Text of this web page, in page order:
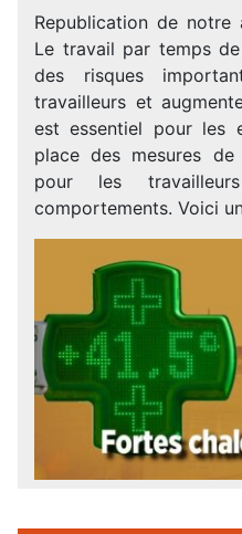
Republication de
Le travail par temps
des risques
travailleurs et
est essentiel pour les
place des mesures
pour les
comportements. Voici